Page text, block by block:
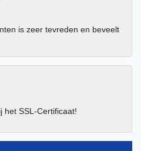
is zeer tevreden en beveelt
het SSL-Certificaat!